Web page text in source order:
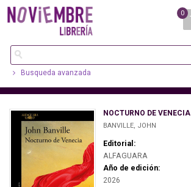
0
Busqueda avanzada
NOCTURNO DE VENECIA
BANVILLE, JOHN
Editorial:
ALFAGUARA
Año de edición:
2026